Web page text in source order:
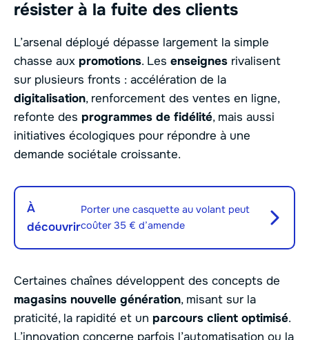
résister à la fuite des clients
L’arsenal déployé dépasse largement la simple
chasse aux promotions. Les enseignes rivalisent
sur plusieurs fronts : accélération de la
digitalisation, renforcement des ventes en ligne,
refonte des programmes de fidélité, mais aussi
initiatives écologiques pour répondre à une
demande sociétale croissante.
À
découvrir
Porter une casquette au volant peut
coûter 35 € d’amende
Certaines chaînes développent des concepts de
magasins nouvelle génération, misant sur la
praticité, la rapidité et un parcours client optimisé.
L’innovation concerne parfois l’automatisation ou la